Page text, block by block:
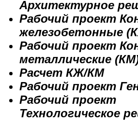
Архитектурное
Рабочий проект
железобетонные
Рабочий проект
металлические
Расчет КЖ/КМ
Рабочий проект
Рабочий проект
Технологическое